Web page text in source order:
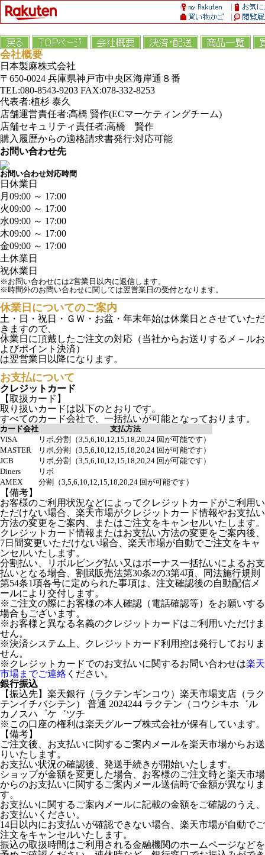
会社概要
日本製麻株式会社
〒650-0024 兵庫県神戸市中央区海岸通８番
TEL:080-8543-9203 FAX:078-332-8253
代表者:植杉 泰久
店舗運営責任者:高橋 賢作(ECマーケティングチーム)
店舗セキュリティ責任者:高橋 賢作
購入履歴からの適格請求書発行:対応可能
お問い合わせ先
お問い合わせ対応時間
日 休業日
月 09:00 ～ 17:00
火09:00 ～ 17:00
水09:00 ～ 17:00
木09:00 ～ 17:00
金09:00 ～ 17:00
土休業日
祝休業日
※お問い合わせには2営業日以内に返信します。
※時間外のお問い合わせに関しては翌営業日の受付となります。
休業日についてのご案内
土・日・祝日・ＧＷ・お盆・年末年始は休業日とさせていただ
きますので、
休業日に頂戴したご注文の対応（当社からお送りするメ－ルお
よびポイント決済）
は翌営業日以降になります。
お支払について
クレジットカード
【取扱カード】
取り扱いカードは以下のとおりです。
すべてのカード会社で、一括払いが可能となっております。
カード会社
支払方法
VISA
リボ,分割（3,5,6,10,12,15,18,20,24 回が可能です）
MASTER
リボ,分割（3,5,6,10,12,15,18,20,24 回が可能です）
JCB
リボ,分割（3,5,6,10,12,15,18,20,24 回が可能です）
Diners
リボ
AMEX
分割（3,5,6,10,12,15,18,20,24 回が可能です）
【備考】
お客様のご利用状況などによってクレジットカードがご利用い
ただけない場合、楽天市場がクレジットカード情報やお支払い
方法の変更をご案内、またはご注文をキャンセルいたします。
クレジットカード情報またはお支払い方法の変更をご案内後、
7日間変更いただけない場合、楽天市場が自動でご注文をキャ
ンセルいたします。
分割払い、リボルビング払い又はボーナス一括払いによるお支
払いとなる場合、割賦販売法第30条2の3第4項、同法施行規則
第54条1項各号に定められた事項は、注文確認後の自動配信メ
ールにより交付します。
※ご注文の際にお客様の本人確認（電話確認等）をお願いする
場合もございます。
※お客様と異なる名義のクレジットカードはご利用いただけま
せん。
※決済システム上、クレジットカード利用控は発行しておりま
せん。
※クレジットカードでのお支払いに関するお問い合わせは楽天
市場までご連絡 ください。
銀行振込
【振込先】楽天銀行（ラクテンギンコウ）楽天市場支店（ラク
テンイチバシテン） 普通 2024244 ラクテン（コウシキホ゛ル
カノスハ゜ケ゛ツチ
※この口座の権利は楽天グループ株式会社が保有しています。
【備考】
ご注文後、お支払いに関するご案内メールを楽天市場からお送
りいたします。
お支払い状況の確認後、発送手続きが開始いたします。
ショップが金額を変更した場合、お客様のご注文時と楽天市場
からのお支払いに関するご案内メール送信時で金額が異なりま
す。
お支払いに関するご案内メールに記載の金額をご確認のうえ、
お支払いください。
14日以内にお支払いが確認できない場合、楽天市場が自動でご
注文をキャンセルいたします。
振込の取扱時間はご利用される金融機関のホームページなどを